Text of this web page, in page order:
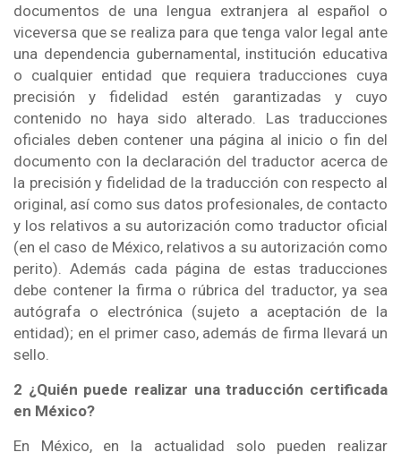
documentos de una lengua extranjera al español o
viceversa que se realiza para que tenga valor legal ante
una dependencia gubernamental, institución educativa
o cualquier entidad que requiera traducciones cuya
precisión y fidelidad estén garantizadas y cuyo
contenido no haya sido alterado. Las traducciones
oficiales deben contener una página al inicio o fin del
documento con la declaración del traductor acerca de
la precisión y fidelidad de la traducción con respecto al
original, así como sus datos profesionales, de contacto
y los relativos a su autorización como traductor oficial
(en el caso de México, relativos a su autorización como
perito). Además cada página de estas traducciones
debe contener la firma o rúbrica del traductor, ya sea
autógrafa o electrónica (sujeto a aceptación de la
entidad); en el primer caso, además de firma llevará un
sello.
2 ¿Quién puede realizar una traducción certificada
en México?
En México, en la actualidad solo pueden realizar